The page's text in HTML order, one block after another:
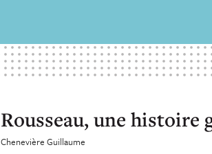
Rousseau, une histoire
Chenevière Guillaume